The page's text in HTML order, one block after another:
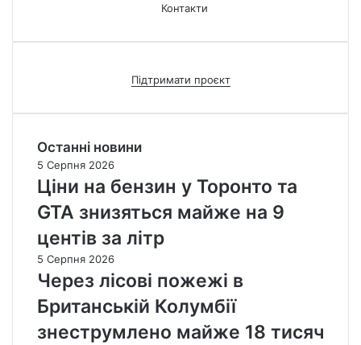
Контакти
Підтримати проєкт
Останні новини
5 Серпня 2026
Ціни на бензин у Торонто та
GTA знизяться майже на 9
центів за літр
5 Серпня 2026
Через лісові пожежі в
Британській Колумбії
знеструмлено майже 18 тисяч